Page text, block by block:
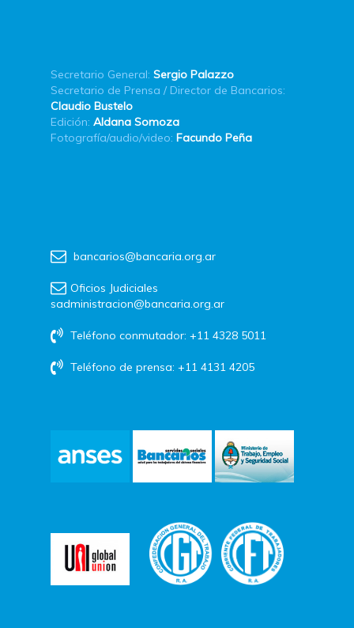
Secretario General: Sergio Palazzo
Secretario de Prensa / Director de Bancarios:
Claudio Bustelo
Edición: Aldana Somoza
Fotografía/audio/video: Facundo Peña
bancarios@bancaria.org.ar
Oficios Judiciales
sadministracion@bancaria.org.ar
Teléfono conmutador: +11 4328 5011
Teléfono de prensa: +11 4131 4205